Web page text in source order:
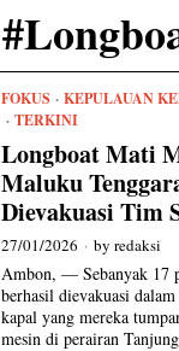
FOKUS · KEPULAUAN
· TERKINI
Longboat Mati
Maluku
Dievakuasi Tim
27/01/2026 byredaksi
Ambon, — Sebanyak 17
berhasil dievakuasi
kapal yang mereka
mesin di perairan